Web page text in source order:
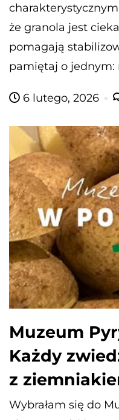
że granola jest
pomagają
pamiętaj o jednym:
6 lutego, 2026
Muzeum
Każdy
z
Wybrałam się do